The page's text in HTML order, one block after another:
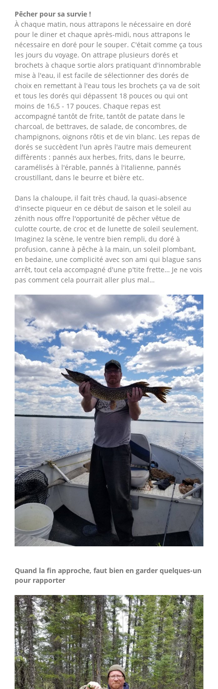
Pêcher pour sa survie !
À chaque matin, nous attrapons le nécessaire en doré
pour le diner et chaque après-midi, nous attrapons le
nécessaire en doré pour le souper. C'était comme ça tous
les jours du voyage. On attrape plusieurs dorés et
brochets à chaque sortie alors pratiquant d'innombrable
mise à l'eau, il est facile de sélectionner des dorés de
choix en remettant à l'eau tous les brochets ça va de soit
et tous les dorés qui dépassent 18 pouces ou qui ont
moins de 16,5 - 17 pouces. Chaque repas est
accompagné tantôt de frite, tantôt de patate dans le
charcoal, de bettraves, de salade, de concombres, de
champignons, oignons rôtis et de vin blanc. Les repas de
dorés se succèdent l'un après l'autre mais demeurent
diffèrents : pannés aux herbes, frits, dans le beurre,
caramélisés à l'érable, pannés à l'italienne, pannés
croustillant, dans le beurre et bière etc.
Dans la chaloupe, il fait très chaud, la quasi-absence
d'insecte piqueur en ce début de saison et le soleil au
zénith nous offre l'opportunité de pêcher vêtue de
culotte courte, de croc et de lunette de soleil seulement.
Imaginez la scène, le ventre bien rempli, du doré à
profusion, canne à pêche à la main, un soleil plombant,
en bedaine, une complicité avec son ami qui blague sans
arrêt, tout cela accompagné d'une p'tite frette… Je ne vois
pas comment cela pourrait aller plus mal…
Quand la fin approche, faut bien en garder quelques-un
pour rapporter